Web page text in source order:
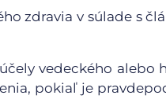
zdravia v súlade s
vedeckého alebo
pokiaľ je